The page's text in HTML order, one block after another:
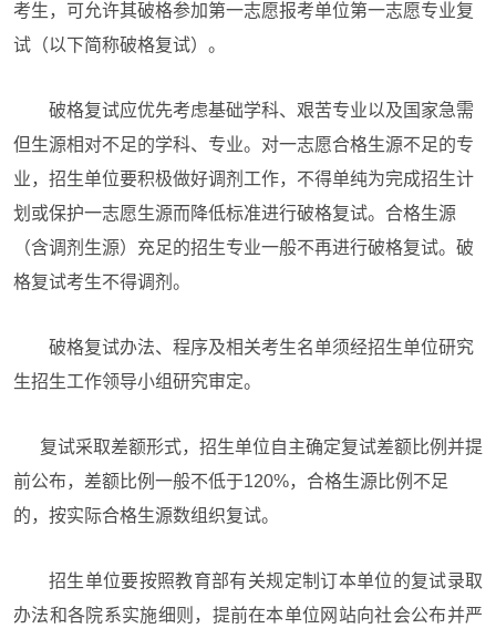
考生，可允许其破格参加第一志愿报考单位第一志愿专业复
试（以下简称破格复试）。
破格复试应优先考虑基础学科、艰苦专业以及国家急需
但生源相对不足的学科、专业。对一志愿合格生源不足的专
业，招生单位要积极做好调剂工作，不得单纯为完成招生计
划或保护一志愿生源而降低标准进行破格复试。合格生源
（含调剂生源）充足的招生专业一般不再进行破格复试。破
格复试考生不得调剂。
破格复试办法、程序及相关考生名单须经招生单位研究
生招生工作领导小组研究审定。
复试采取差额形式，招生单位自主确定复试差额比例并提
前公布，差额比例一般不低于120%，合格生源比例不足
的，按实际合格生源数组织复试。
招生单位要按照教育部有关规定制订本单位的复试录取
办法和各院系实施细则，提前在本单位网站向社会公布并严